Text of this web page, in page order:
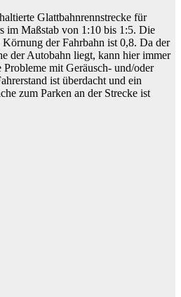
Glattbahnrennstrecke für
im Maßstab von 1:10 bis 1:5. Die
der Fahrbahn ist 0,8. Da der
der Autobahn liegt, kann hier immer
Probleme mit Geräusch- und/oder
ist überdacht und ein
zum Parken an der Strecke ist